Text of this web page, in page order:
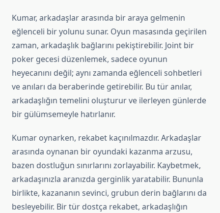
Kumar, arkadaşlar arasında bir araya gelmenin
eğlenceli bir yolunu sunar. Oyun masasında geçirilen
zaman, arkadaşlık bağlarını pekiştirebilir. Joint bir
poker gecesi düzenlemek, sadece oyunun
heyecanını değil; aynı zamanda eğlenceli sohbetleri
ve anıları da beraberinde getirebilir. Bu tür anılar,
arkadaşlığın temelini oluşturur ve ilerleyen günlerde
bir gülümsemeyle hatırlanır.
Kumar oynarken, rekabet kaçınılmazdır. Arkadaşlar
arasında oynanan bir oyundaki kazanma arzusu,
bazen dostluğun sınırlarını zorlayabilir. Kaybetmek,
arkadaşınızla aranızda gerginlik yaratabilir. Bununla
birlikte, kazananın sevinci, grubun derin bağlarını da
besleyebilir. Bir tür dostça rekabet, arkadaşlığın